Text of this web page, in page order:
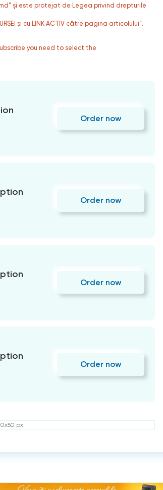
și este protejat de Legea privind drepturile
și cu LINK ACTIV către pagina articolului”.
you need to select the
Order now
Order now
Order now
Order now
px